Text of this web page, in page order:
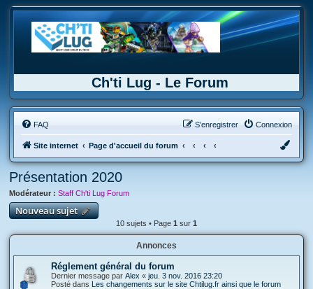
Ch'ti Lug - Le Forum
FAQ Connexion
S’enregistrer
Site internet Page d'accueil du forum
Présentation 2020
Modérateur : Staff Ch'ti Lug Forum
Nouveau sujet
10 sujets • Page 1 sur 1
Annonces
Réglement général du forum
Dernier message par Alex « jeu. 3 nov. 2016 23:20
Posté dans Les changements sur le site Chtilug.fr ainsi que le forum